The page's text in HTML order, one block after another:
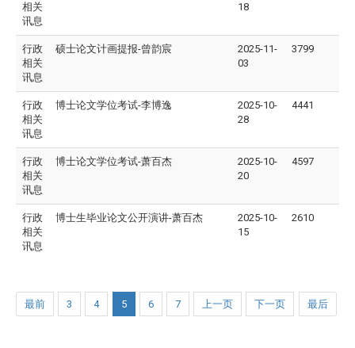
相关
讯息
18
行政
相关
讯息
硕士论文计画提报-曾韵宸
2025-11-
03
3799
行政
相关
讯息
博士论文学位考试-李博逸
2025-10-
28
4441
行政
相关
讯息
博士论文学位考试-萧百杰
2025-10-
20
4597
行政
相关
讯息
博士生毕业论文公开演讲-萧百杰
2025-10-
15
2610
最前 3 4 5 6 7 上一页 下一页 最后